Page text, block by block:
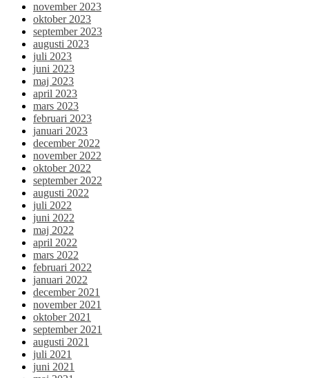
november 2023
oktober 2023
september 2023
augusti 2023
juli 2023
juni 2023
maj 2023
april 2023
mars 2023
februari 2023
januari 2023
december 2022
november 2022
oktober 2022
september 2022
augusti 2022
juli 2022
juni 2022
maj 2022
april 2022
mars 2022
februari 2022
januari 2022
december 2021
november 2021
oktober 2021
september 2021
augusti 2021
juli 2021
juni 2021